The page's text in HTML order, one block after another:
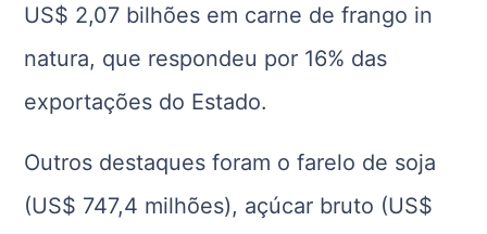
US$ 2,07 bilhões em carne de frango in
natura, que respondeu por 16% das
exportações do Estado.
Outros destaques foram o farelo de soja
(US$ 747,4 milhões), açúcar bruto (US$